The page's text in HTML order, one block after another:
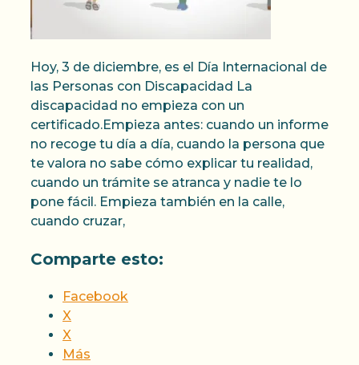
Hoy, 3 de diciembre, es el Día Internacional de
las Personas con Discapacidad La
discapacidad no empieza con un
certificado.Empieza antes: cuando un informe
no recoge tu día a día, cuando la persona que
te valora no sabe cómo explicar tu realidad,
cuando un trámite se atranca y nadie te lo
pone fácil. Empieza también en la calle,
cuando cruzar,
Comparte esto:
Facebook
X
X
Más